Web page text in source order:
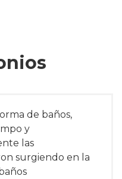
de baños,
y
las
surgiendo en la